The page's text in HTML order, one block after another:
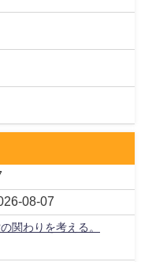
08-07
関わりを考える。